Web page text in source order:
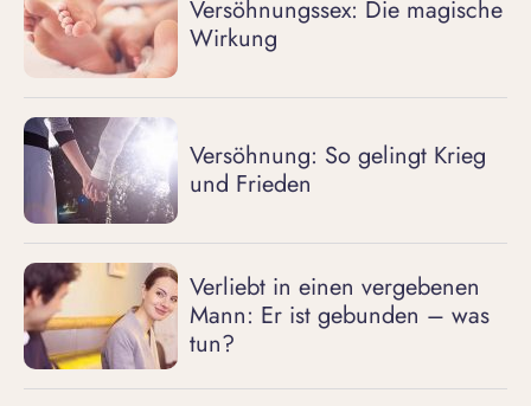
Versöhnungssex: Die magische
Wirkung
Versöhnung: So gelingt Krieg
und Frieden
Verliebt in einen vergebenen
Mann: Er ist gebunden – was
tun?